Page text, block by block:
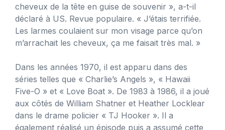
cheveux de la tête en guise de souvenir », a-t-il
déclaré à US. Revue populaire. « J’étais terrifiée.
Les larmes coulaient sur mon visage parce qu’on
m’arrachait les cheveux, ça me faisait très mal. »
Dans les années 1970, il est apparu dans des
séries telles que « Charlie’s Angels », « Hawaii
Five-O » et « Love Boat ». De 1983 à 1986, il a joué
aux côtés de William Shatner et Heather Locklear
dans le drame policier « TJ Hooker ». Il a
également réalisé un épisode puis a assumé cette